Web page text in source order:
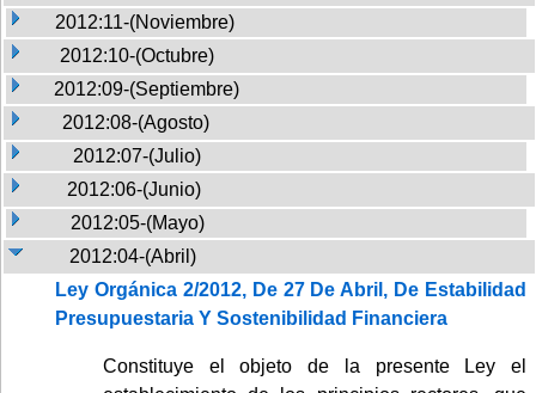
2012:11-(Noviembre)
2012:10-(Octubre)
2012:09-(Septiembre)
2012:08-(Agosto)
2012:07-(Julio)
2012:06-(Junio)
2012:05-(Mayo)
2012:04-(Abril)
Ley Orgánica 2/2012, De 27 De Abril, De Estabilidad
Presupuestaria Y Sostenibilidad Financiera
Constituye el objeto de la presente Ley el